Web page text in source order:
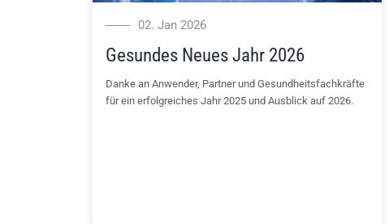
02. Jan 2026
Gesundes Neues Jahr 2026
Danke an Anwender, Partner und Gesundheitsfachkräfte
für ein erfolgreiches Jahr 2025 und Ausblick auf 2026.